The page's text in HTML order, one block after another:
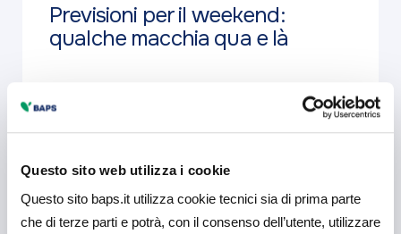
Questo sito web utilizza i cookie
Questo sito baps.it utilizza cookie tecnici sia di prima parte
che di terze parti e potrà, con il consenso dell’utente, utilizzare
Previsioni per il weekend:
qualche macchia qua e là